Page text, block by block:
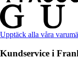
Upptäck alla våra
Kundservice i